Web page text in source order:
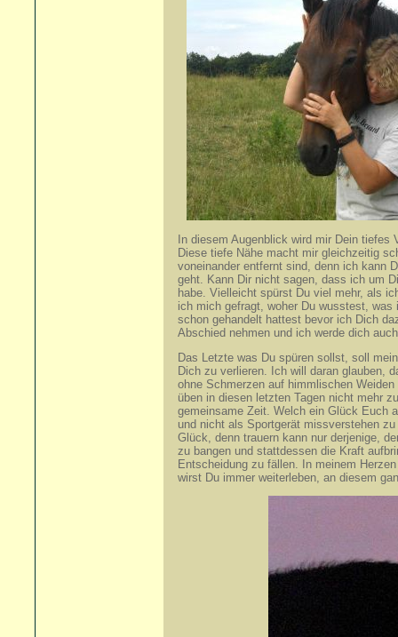
In diesem Augenblick wird mir Dein tiefes
Diese tiefe Nähe macht mir gleichzeitig
voneinander entfernt sind, denn ich kann
geht. Kann Dir nicht sagen, dass ich um
habe. Vielleicht spürst Du viel mehr, als
ich mich gefragt, woher Du wusstest,
schon gehandelt hattest bevor ich Dich
Abschied nehmen und ich werde dich
Das Letzte was Du spüren sollst, soll
Dich zu verlieren. Ich will daran glauben,
ohne Schmerzen auf himmlischen
üben in diesen letzten Tagen nicht mehr
gemeinsame Zeit. Welch ein Glück Euch
und nicht als Sportgerät missverstehen
Glück, denn trauern kann nur derjenige,
zu bangen und stattdessen die Kraft
Entscheidung zu fällen. In meinem
wirst Du immer weiterleben, an diesem